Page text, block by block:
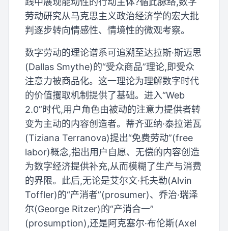
劳动研究从马克思主义政治经济学的宏大批
判逐步转向情感性、情境性的微观考察。
数字劳动的理论谱系可追溯至达拉斯·斯迈思
(Dallas Smythe)的“受众商品”理论,即受众
注意力被商品化。这一理论为理解数字时代
的价值攫取机制提供了基础。进入“Web
2.0”时代,用户角色由被动的注意力提供者转
变为主动的内容创造者。蒂齐亚纳·泰拉诺瓦
(Tiziana Terranova)提出“免费劳动”(free
labor)概念,指出用户自愿、无偿的内容创造
为数字经济提供补充,从而模糊了生产与消费
的界限。此后,无论是艾尔文·托夫勒(Alvin
Toffler)的“产消者”(prosumer)、乔治·瑞泽
尔(George Ritzer)的“产消合一”
(prosumption),还是阿克塞尔·布伦斯(Axel